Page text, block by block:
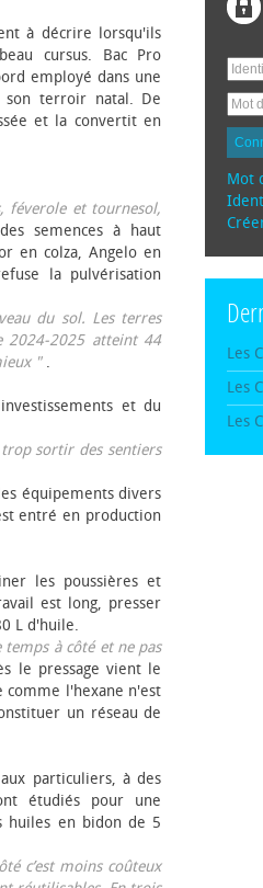
à décrire lorsqu'ils
cursus. Bac Pro
employé dans une
son terroir natal. De
et la convertit en
féverole et tournesol,
semences à haut
en colza, Angelo en
la pulvérisation
du sol. Les terres
2024-2025 atteint 44
".
et du
sortir des sentiers
équipements divers
entré en production
les poussières et
est long, presser
L d'huile.
temps à côté et ne pas
le pressage vient le
comme l'hexane n'est
un réseau de
particuliers, à des
étudiés pour une
huiles en bidon de 5
c’est moins coûteux
Mot
Les
Les
Les